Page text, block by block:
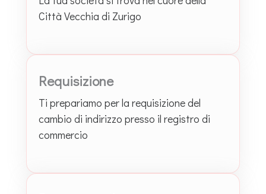
Città Vecchia di Zurigo
Requisizione
Ti prepariamo per la requisizione del
cambio di indirizzo presso il registro di
commercio